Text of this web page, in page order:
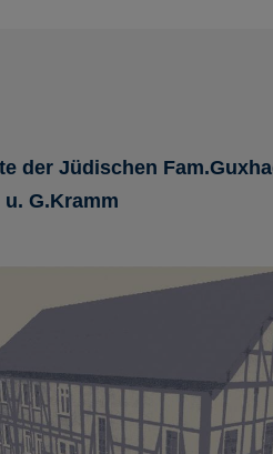
der Jüdischen
G.Kramm